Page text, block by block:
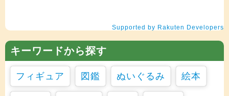
Supported by Rakuten Developers
キーワードから探す
フィギュア 図鑑 ぬいぐるみ 絵本